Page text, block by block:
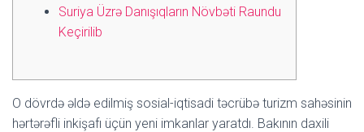
Suriya Üzrə Danışıqların Növbəti Raundu
Keçirilib
O dövrdə əldə edilmiş sosial-iqtisadi təcrübə turizm sahəsinin
hərtərəfli inkişafı üçün yeni imkanlar yaratdı. Bakının daxili